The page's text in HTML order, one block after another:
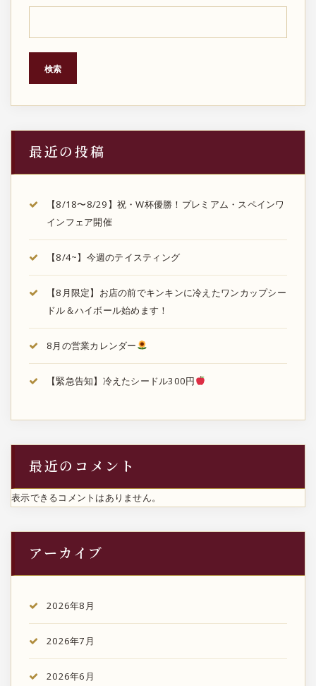
検索
最近の投稿
【8/18〜8/29】祝・W杯優勝！プレミアム・スペインワ
インフェア開催
【8/4~】今週のテイスティング
【8月限定】お店の前でキンキンに冷えたワンカップシー
ドル＆ハイボール始めます！
8月の営業カレンダー
【緊急告知】冷えたシードル300円
最近のコメント
表示できるコメントはありません。
アーカイブ
2026年8月
2026年7月
2026年6月